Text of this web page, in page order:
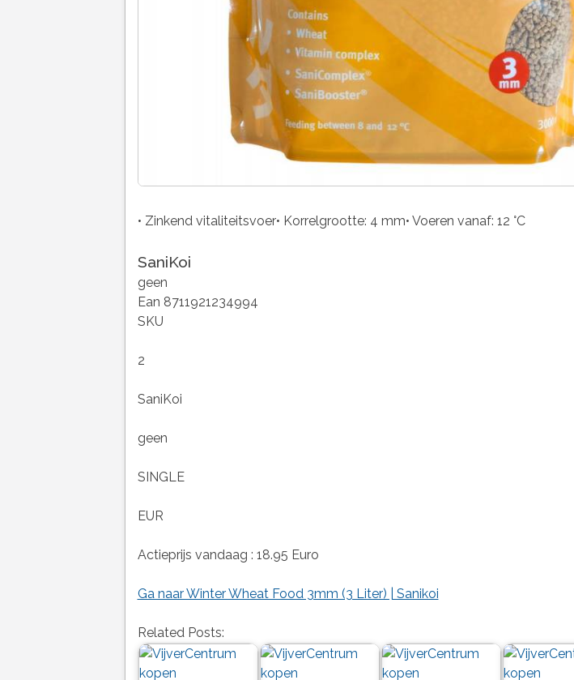
• Zinkend vitaliteitsvoer• Korrelgrootte: 4 mm• Voeren vanaf: 12 °C
SaniKoi
geen
Ean 8711921234994
SKU
2
SaniKoi
geen
SINGLE
EUR
Actieprijs vandaag : 18.95 Euro
Ga naar Winter Wheat Food 3mm (3 Liter) | Sanikoi
Related Posts: